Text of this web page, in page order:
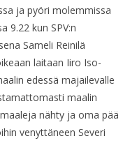
ja pyöri molemmissa
9.22 kun SPV:n
Sameli Reinilä
laitaan Iiro Iso-
edessä majailevalle
maalin
nähty ja oma pää
venyttäneen Severi